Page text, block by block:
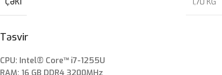
Təsvir
CPU: Intel® Core™ i7-1255U
RAM: 16 GB DDR4 3200MHz